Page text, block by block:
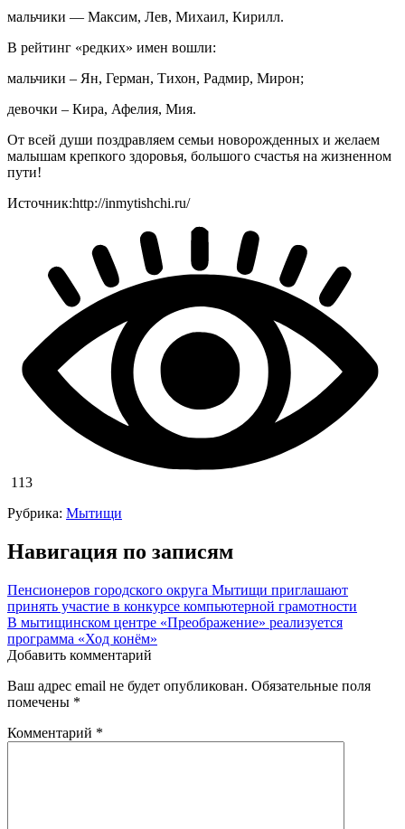
мальчики — Максим, Лев, Михаил, Кирилл.
В рейтинг «редких» имен вошли:
мальчики – Ян, Герман, Тихон, Радмир, Мирон;
девочки – Кира, Афелия, Мия.
От всей души поздравляем семьи новорожденных и желаем
малышам крепкого здоровья, большого счастья на жизненном
пути!
Источник:http://inmytishchi.ru/
113
Рубрика: Мытищи
Навигация по записям
Пенсионеров городского округа Мытищи приглашают
принять участие в конкурсе компьютерной грамотности
В мытищинском центре «Преображение» реализуется
программа «Ход конём»
Добавить комментарий
Ваш адрес email не будет опубликован. Обязательные поля
помечены *
Комментарий *